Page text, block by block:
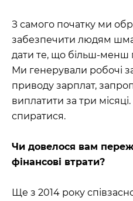
З самого початку ми
забезпечити людям
дати те, що більш-менш
Ми генерували робочі
приводу зарплат,
виплатити за три
спиратися.
Чи довелося вам
фінансові втрати?
Ще з 2014 року